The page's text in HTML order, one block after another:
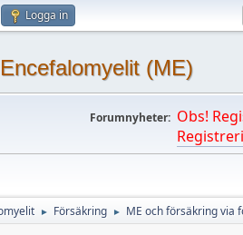
Logga in
(ME)
Forumnyheter: Obs!
► Försäkring ► ME och försäkring via